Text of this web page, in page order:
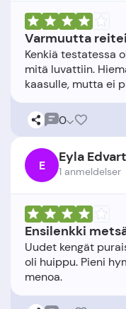
Varmuutta
Kenkiä testatessa
mitä luvattiin.
0
E Eyla
1 anmeldelser
Ensilenkki
Uudet kengät
oli huippu. Pieni